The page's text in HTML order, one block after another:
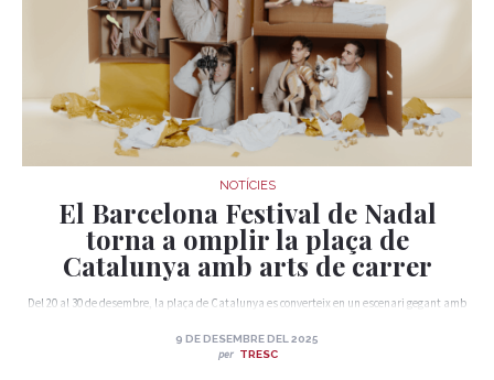
NOTÍCIES
El Barcelona Festival de Nadal
torna a omplir la plaça de
Catalunya amb arts de carrer
Del 20 al 30 de desembre, la plaça de Catalunya es converteix en un escenari gegant amb
9 DE DESEMBRE DEL 2025
per TRESC